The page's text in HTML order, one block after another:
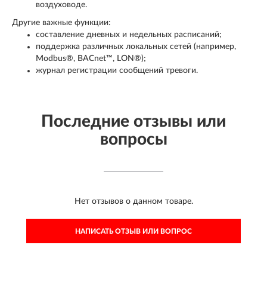
воздуховоде.
Другие важные функции:
составление дневных и недельных расписаний;
поддержка различных локальных сетей (например,
Modbus®, BACnet™, LON®);
журнал регистрации сообщений тревоги.
Последние отзывы или
вопросы
Нет отзывов о данном товаре.
НАПИСАТЬ ОТЗЫВ ИЛИ ВОПРОС